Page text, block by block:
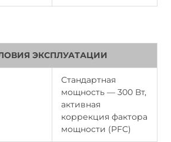
ЭКСПЛУАТАЦИИ
Стандартная
мощность — 300 Вт,
активная
коррекция фактора
мощности (PFC)